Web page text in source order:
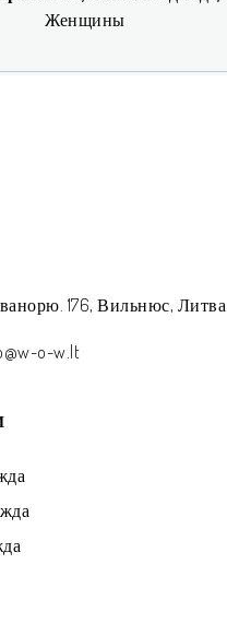
Женщины
176, Вильнюс, Литва
o-w.lt